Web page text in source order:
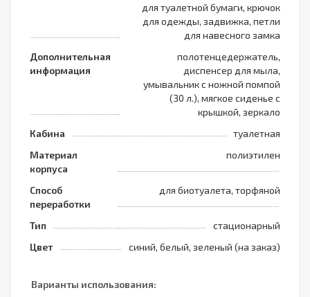
для туалетной бумаги, крючок
для одежды, задвижка, петли
для навесного замка
Дополнительная
информация
полотенцедержатель,
диспенсер для мыла,
умывальник с ножной помпой
(30 л.), мягкое сиденье с
крышкой, зеркало
Кабина
туалетная
Материал
корпуса
полиэтилен
Способ
переработки
для биотуалета, торфяной
Тип
стационарный
Цвет
синий, белый, зеленый (на заказ)
Варианты использования: